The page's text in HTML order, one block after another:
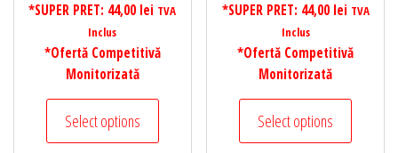
*SUPER PRET: 44,00 lei TVA
Inclus
*Ofertă Competitivă
Monitorizată
Select options
*SUPER PRET: 44,00 lei TVA
Inclus
*Ofertă Competitivă
Monitorizată
Select options